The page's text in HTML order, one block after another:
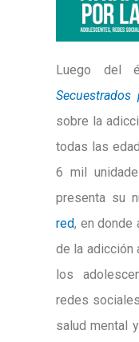
Luego del
sobre la
todas las
6 mil
presenta su
red, en donde
de la adicción
los
redes
salud mental